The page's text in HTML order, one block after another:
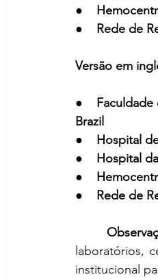
●
● Rede de
Versão em
● Faculdade
Brazil
● Hospital
● Hospital
●
● Rede de
laboratórios,
institucional